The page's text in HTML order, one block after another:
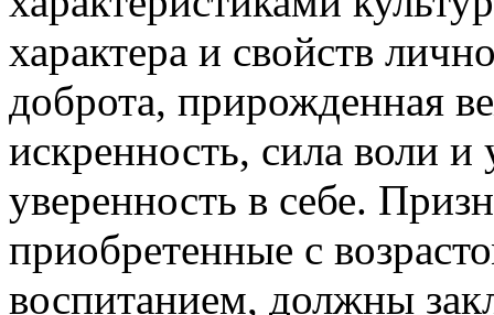
характера и свойств
доброта, прирожденная
искренность, сила воли и
уверенность в себе.
приобретенные с
воспитанием, должны